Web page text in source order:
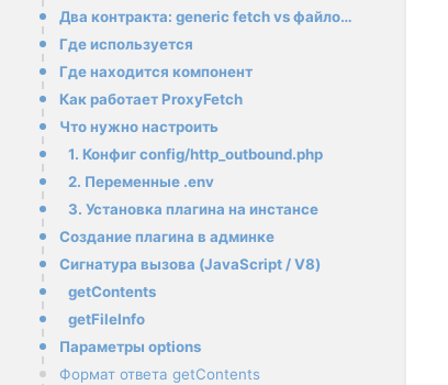
Два контракта: generic fetch vs файловая загрузка
Где используется
Где находится компонент
Как работает ProxyFetch
Что нужно настроить
1. Конфиг config/http_outbound.php
2. Переменные .env
3. Установка плагина на инстансе
Создание плагина в админке
Сигнатура вызова (JavaScript / V8)
getContents
getFileInfo
Параметры options
Формат ответа getContents